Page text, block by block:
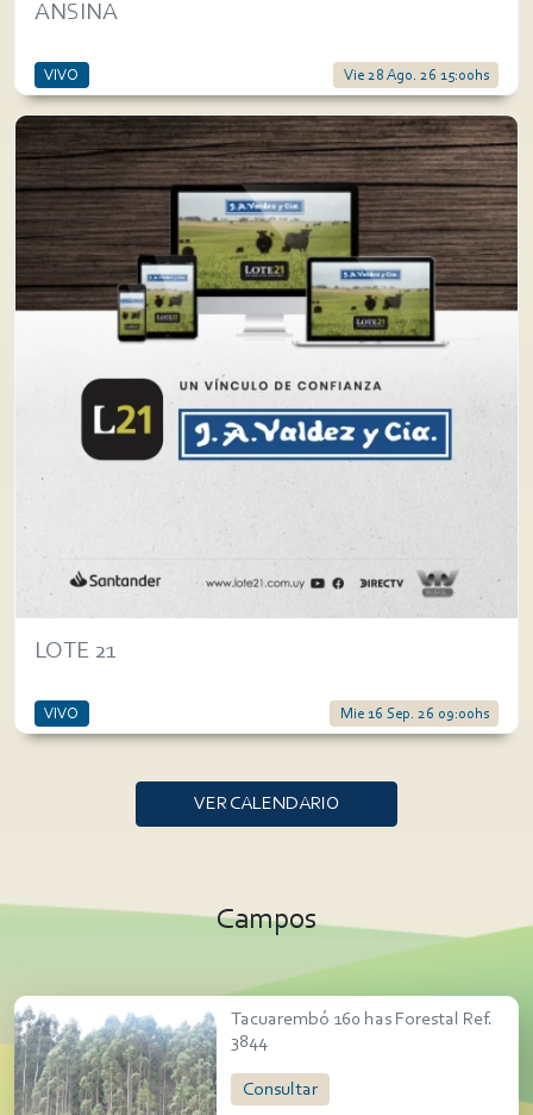
ANSINA
VIVO Vie 28 Ago. 26 15:00hs
LOTE 21
VIVO Mie 16 Sep. 26 09:00hs
VER CALENDARIO
Campos
Tacuarembó 160 has Forestal Ref.
3844
Consultar